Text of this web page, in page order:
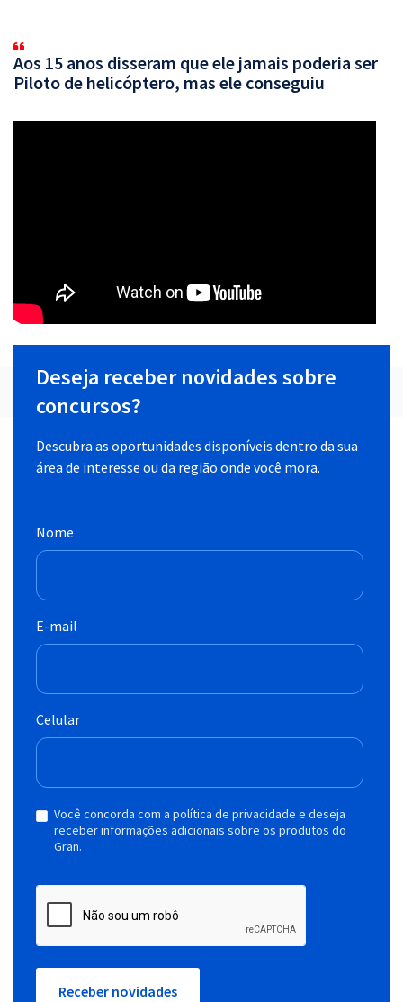
Aos 15 anos disseram que ele jamais poderia ser
Piloto de helicóptero, mas ele conseguiu
Deseja receber novidades sobre
concursos?
Descubra as oportunidades disponíveis dentro da sua
área de interesse ou da região onde você mora.
Nome
E-mail
Celular
Você concorda com a política de privacidade e deseja
receber informações adicionais sobre os produtos do
Gran.
Receber novidades